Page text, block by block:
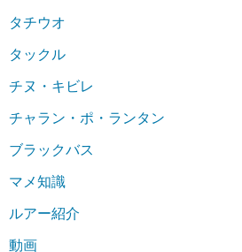
タチウオ
タックル
チヌ・キビレ
チャラン・ポ・ランタン
ブラックバス
マメ知識
ルアー紹介
動画